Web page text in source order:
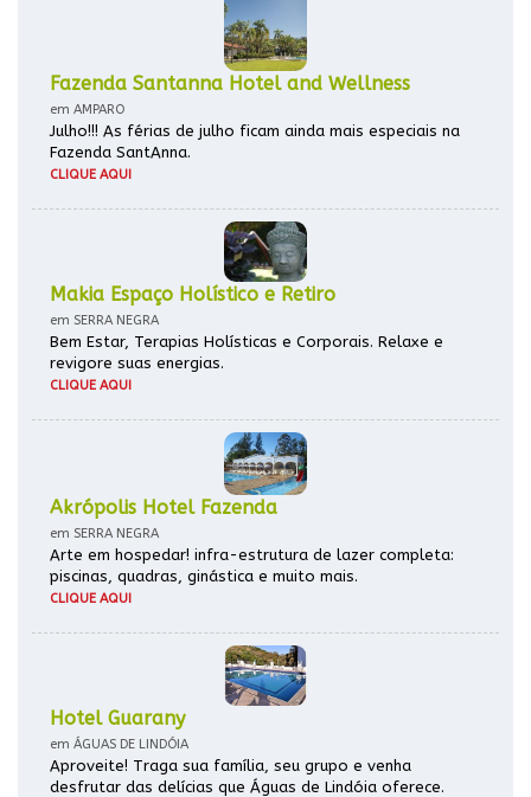
Fazenda Santanna Hotel and Wellness
em AMPARO
Julho!!! As férias de julho ficam ainda mais especiais na
Fazenda SantAnna.
CLIQUE AQUI
Makia Espaço Holístico e Retiro
em SERRA NEGRA
Bem Estar, Terapias Holísticas e Corporais. Relaxe e
revigore suas energias.
CLIQUE AQUI
Akrópolis Hotel Fazenda
em SERRA NEGRA
Arte em hospedar! infra-estrutura de lazer completa:
piscinas, quadras, ginástica e muito mais.
CLIQUE AQUI
Hotel Guarany
em ÁGUAS DE LINDÓIA
Aproveite! Traga sua família, seu grupo e venha
desfrutar das delícias que Águas de Lindóia oferece.